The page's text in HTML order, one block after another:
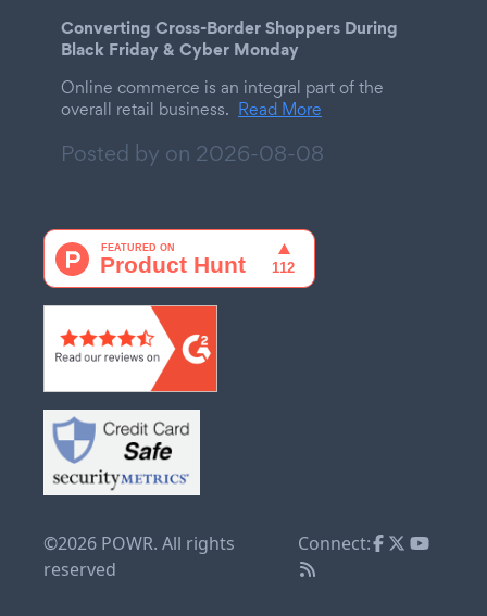
Converting Cross-Border Shoppers During
Black Friday & Cyber Monday
Online commerce is an integral part of the
overall retail business. Read More
Posted by on 2026-08-08
©2026 POWR. All rights
reserved
Connect: